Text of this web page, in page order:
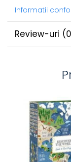
Informatii
Review-uri